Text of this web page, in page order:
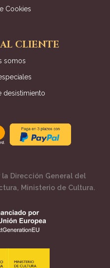
Cookies
CLIENTE
somos
desistimiento
Dirección General del
Ministerio de Cultura.